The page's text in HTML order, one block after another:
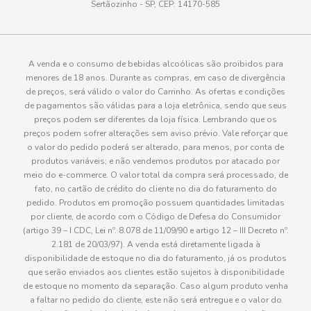
Também é importante considerar o público. Sabores como cola
ajudam a diversificar a oferta e aumentar as vendas.
Refrigerante lata, 1L ou 2L: qual vale
mais a pena?
O tamanho da embalagem impacta diretamente no custo e na
forma de consumo. O refrigerante em lata é ideal para
consumo imediato. É fácil de gelar, transportar e vender por
unidade, sendo muito utilizado em bares, conveniências e
lanchonetes.
refrigerante de 1 litrooferece equilíbrio entre praticidade e
rendimento, funcionando bem para pequenas refeições ou
consumo individual com maior volume. Já orefrigerante 2 litros
Sertãozinho - SP, CEP: 14170-585
A venda e o consumo de bebidas alcoólicas são proibidos para
menores de 18 anos. Durante as compras, em caso de divergência
de preços, será válido o valor do Carrinho. As ofertas e condições
de pagamentos são válidas para a loja eletrônica, sendo que seus
preços podem ser diferentes da loja física. Lembrando que os
preços podem sofrer alterações sem aviso prévio. Vale reforçar que
o valor do pedido poderá ser alterado, para menos, por conta de
produtos variáveis; e não vendemos produtos por atacado por
meio do e-commerce. O valor total da compra será processado, de
fato, no cartão de crédito do cliente no dia do faturamento do
pedido. Produtos em promoção possuem quantidades limitadas
por cliente, de acordo com o Código de Defesa do Consumidor
(artigo 39 – I CDC, Lei nº. 8.078 de 11/09/90 e artigo 12 – III Decreto nº.
2.181 de 20/03/97). A venda está diretamente ligada à
disponibilidade de estoque no dia do faturamento, já os produtos
que serão enviados aos clientes estão sujeitos à disponibilidade
de estoque no momento da separação. Caso algum produto venha
a faltar no pedido do cliente, este não será entregue e o valor do